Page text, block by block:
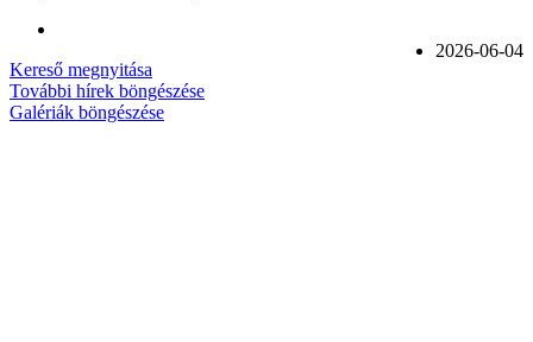
2026-06-04
Kereső megnyitása
További hírek böngészése
Galériák böngészése